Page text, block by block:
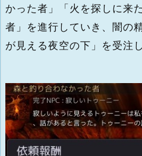
かった者」「火を探しに来
者」を進行していき、闇の
が見える夜空の下」を受注し